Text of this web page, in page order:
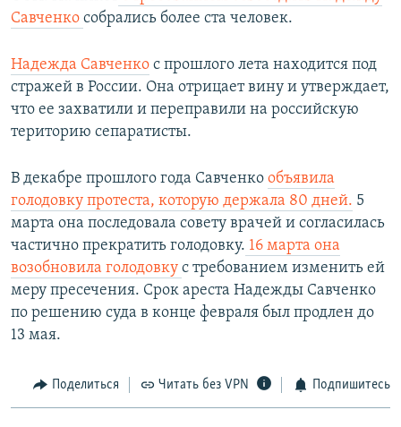
Савченко собрались более ста человек.
Надежда Савченко с прошлого лета находится под
стражей в России. Она отрицает вину и утверждает,
что ее захватили и переправили на российскую
територию сепаратисты.
В декабре прошлого года Савченко объявила
голодовку протеста, которую держала 80 дней. 5
марта она последовала совету врачей и согласилась
частично прекратить голодовку. 16 марта она
возобновила голодовку с требованием изменить ей
меру пресечения. Срок ареста Надежды Савченко
по решению суда в конце февраля был продлен до
13 мая.
Поделиться Читать без VPN Подпишитесь